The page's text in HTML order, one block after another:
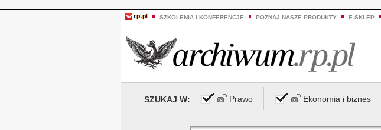
SZKOLENIA I KONFERENCJE POZNAJ NASZE PRODUKTY E-SKLEP
SZUKAJ W: Prawo Ekonomia i biznes